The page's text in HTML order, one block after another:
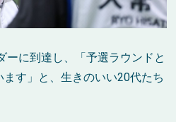
ーに到達し、「予選ラウンドと
す」と、生きのいい20代たち